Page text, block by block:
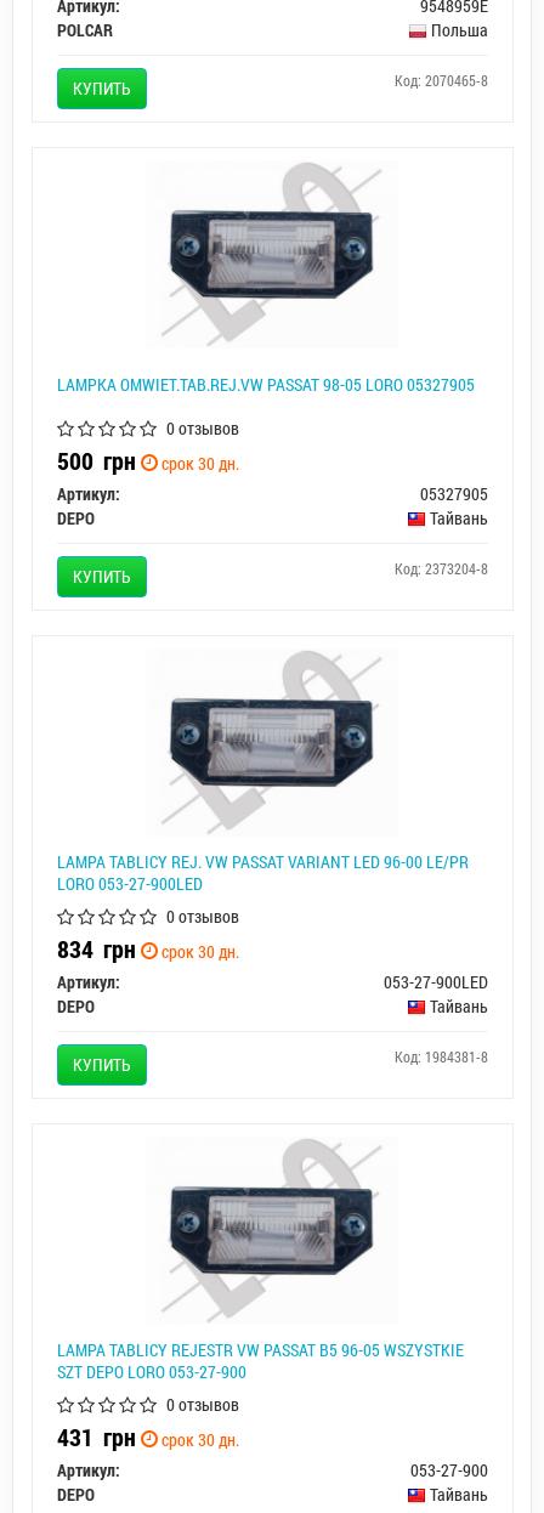
Артикул:
9548959E
POLCAR
Польша
КУПИТЬ Код: 2070465-8
LAMPKA OМWIET.TAB.REJ.VW PASSAT 98-05 LORO 05327905
0 отзывов
500 грн
срок 30 дн.
Артикул:
05327905
DEPO
Тайвань
КУПИТЬ Код: 2373204-8
LAMPA TABLICY REJ. VW PASSAT VARIANT LED 96-00 LE/PR
LORO 053-27-900LED
0 отзывов
834 грн
срок 30 дн.
Артикул:
053-27-900LED
DEPO
Тайвань
КУПИТЬ Код: 1984381-8
LAMPA TABLICY REJESTR VW PASSAT B5 96-05 WSZYSTKIE
SZT DEPO LORO 053-27-900
0 отзывов
431 грн
срок 30 дн.
Артикул:
053-27-900
DEPO
Тайвань